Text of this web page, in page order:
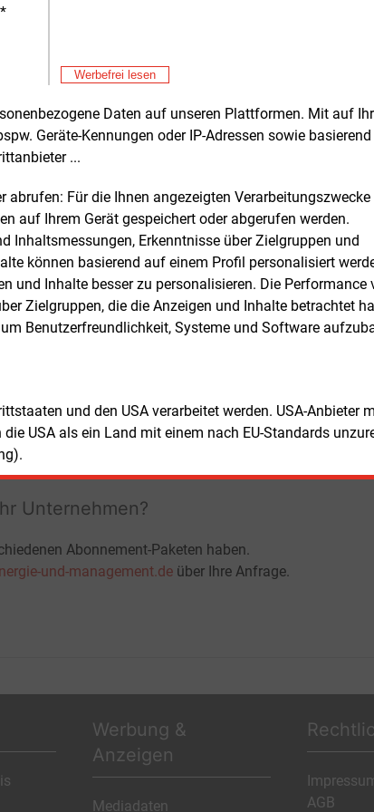
Werbefrei lesen
Daten auf unseren Plattformen. Mit auf
Geräte-Kennungen oder IP-Adressen sowie
...
Für die Ihnen angezeigten Verarbeitungszwecke
auf Ihrem Gerät gespeichert oder abgerufen werden.
Inhaltsmessungen, Erkenntnisse über Zielgruppen und
können basierend auf einem Profil personalisiert
und Inhalte besser zu personalisieren. Die Performance
Zielgruppen, die die Anzeigen und Inhalte betrachtet
Benutzerfreundlichkeit, Systeme und Software
und den USA verarbeitet werden. USA-Anbieter
USA als ein Land mit einem nach EU-Standards
Nachrichten lesen?
Zugang
und
Login für Kunden
Unternehmen?
Abonnement-Paketen haben.
und-management.de über Ihre Anfrage.
Werbung &
Anzeigen
Mediadaten
AGB